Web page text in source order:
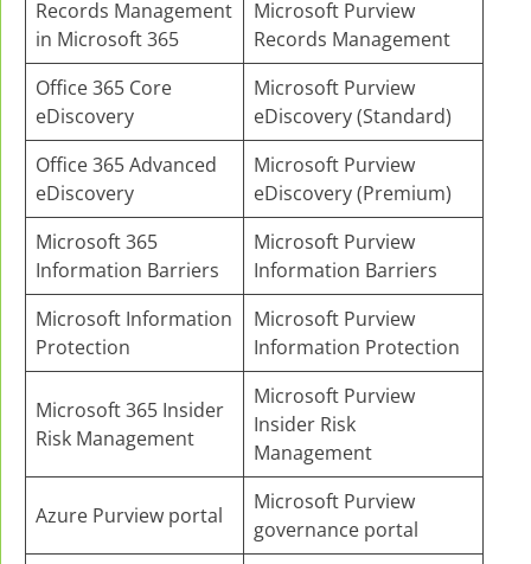
Records Management
in Microsoft 365
Microsoft Purview
Records Management
Office 365 Core
eDiscovery
Microsoft Purview
eDiscovery (Standard)
Office 365 Advanced
eDiscovery
Microsoft Purview
eDiscovery (Premium)
Microsoft 365
Information Barriers
Microsoft Purview
Information Barriers
Microsoft Information
Protection
Microsoft Purview
Information Protection
Microsoft 365 Insider
Risk Management
Microsoft Purview
Insider Risk
Management
Azure Purview portal
Microsoft Purview
governance portal